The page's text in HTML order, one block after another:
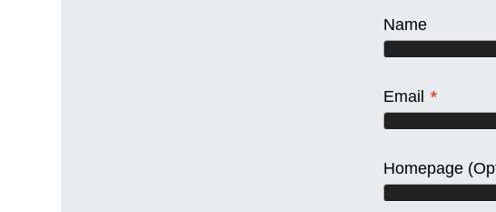
Name
Email *
Homepage